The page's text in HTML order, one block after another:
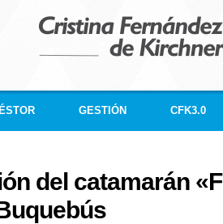
GESTIÓN CFK3.0
del catamarán